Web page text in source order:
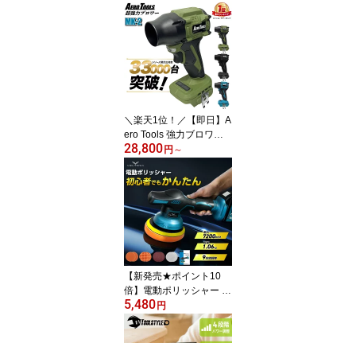
＼楽天1位！／【即日】A
ero Tools 強力ブロワー
MK-2 セット 洗車ブロワ
ー 金属製ファン マキタ
MAKITA 互換バッテリー
対応 ターボファン エア
ダスター 18V 小型 洗車
暴風 軽量 ブロアー エア
ロツールズ mk2 充電式
コードレス 水切り 除雪
28,800円 ～
【新発売★ポイント10
倍】電動ポリッシャー コ
ードレス 車 マキタバッ
テリー 18V対応 9段変速
最大7200RPM 研磨機 ダ
5,480円